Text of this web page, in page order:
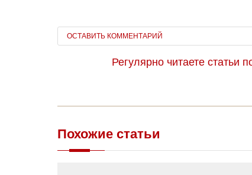
ОСТАВИТЬ КОММЕНТАРИЙ
Регулярно читаете статьи
Похожие статьи